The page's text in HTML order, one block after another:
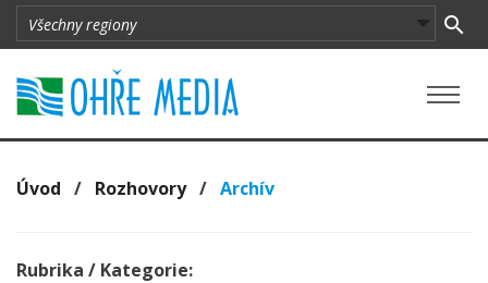
Úvod / Rozhovory/ Archív
Rubrika / Kategorie: